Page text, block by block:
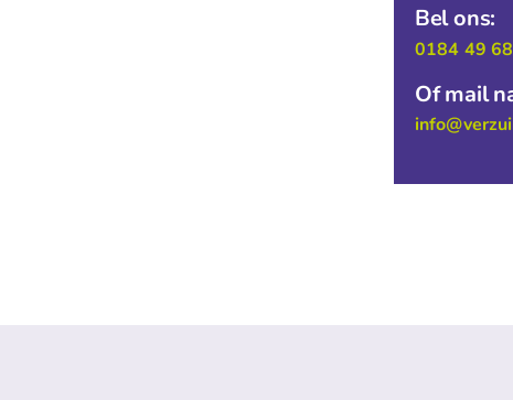
Bel ons:
0184 49
Of mail